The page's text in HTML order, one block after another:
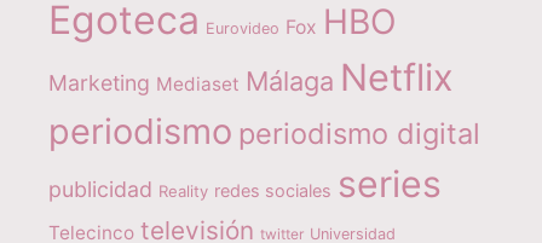
Egoteca Eurovideo Fox HBO
Marketing Mediaset Málaga Netflix
periodismo periodismo digital
publicidad Reality redes sociales series
Telecinco televisión twitter Universidad